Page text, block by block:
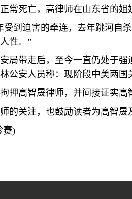
常死亡，高律师在山东省的姐
到迫害的牵连，去年跳河自
性。 ”
局带走后，至今一直仍处于强
公安人员称：现阶段中美两国
押高智晟律师，并间接证实
的关注，也鼓励读者为高智
赛)